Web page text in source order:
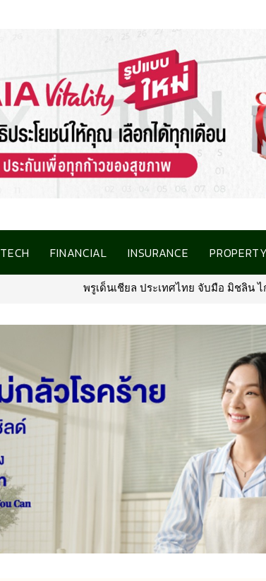
TECH FINANCIAL INSURANCE PROPERTY
ชลิน ไกด์ ประเทศไทย รังสรรค์ประสบการณ์ไฟน์ไดนิ่งสุ